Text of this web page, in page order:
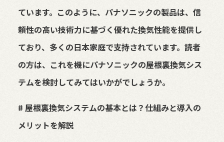
ています。このように、パナソニックの製品は、信
頼性の高い技術力に基づく優れた換気性能を提供し
ており、多くの日本家庭で支持されています。読者
の方は、これを機にパナソニックの屋根裏換気シス
テムを検討してみてはいかがでしょうか。
# 屋根裏換気システムの基本とは？仕組みと導入の
メリットを解説